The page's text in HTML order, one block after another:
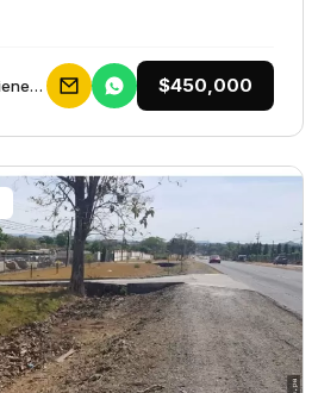
Galceb Group Bienes Raices $450,000